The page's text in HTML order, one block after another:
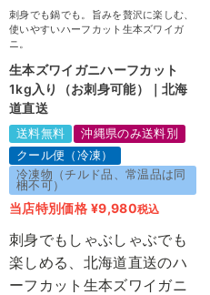
刺身でも鍋でも。旨みを贅沢に楽しむ、
使いやすいハーフカット生本ズワイガ
ニ。
生本ズワイガニハーフカット
1kg入り（お刺身可能）｜北海
道直送
送料無料
沖縄県のみ送料別
クール便（冷凍）
冷凍物（チルド品、常温品は同
梱不可）
当店特別価格 ¥9,980税込
刺身でもしゃぶしゃぶでも
楽しめる、北海道直送のハ
ーフカット生本ズワイガニ